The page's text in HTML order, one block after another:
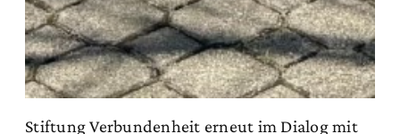
Stiftung Verbundenheit erneut im Dialog mit